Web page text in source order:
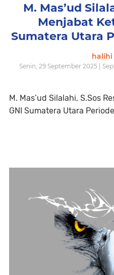
M. Mas’ud
Menjabat
Sumatera Utara
halihi
Senin, 29 September 2025 |
M. Mas’ud Silalahi, S.Sos
GNI Sumatera Utara